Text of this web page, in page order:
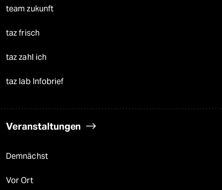
team zukunft
taz frisch
taz zahl ich
taz lab Infobrief
Veranstaltungen
Demnächst
Vor Ort